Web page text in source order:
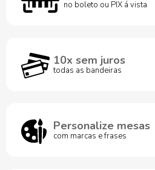
no boleto ou PIX á vista
10x sem juros
todas as bandeiras
Personalize mesas
com marcas e frases